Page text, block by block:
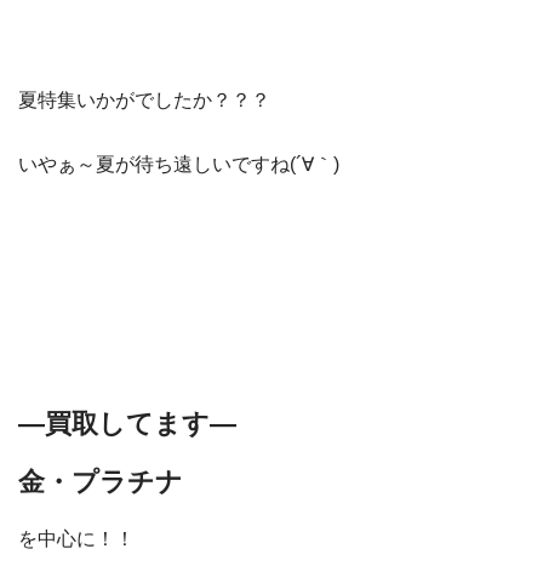
夏特集いかがでしたか？？？
いやぁ～夏が待ち遠しいですね(´∀｀)
―買取してます―
金・プラチナ
を中心に！！